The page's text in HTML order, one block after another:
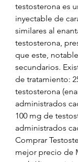
testosterona es
inyectable de
similares al
testosterona,
que este,
secundarios.
de tratamiento:
testosterona
administrados
100 mg de
administrados
Comprar
mejor precio de